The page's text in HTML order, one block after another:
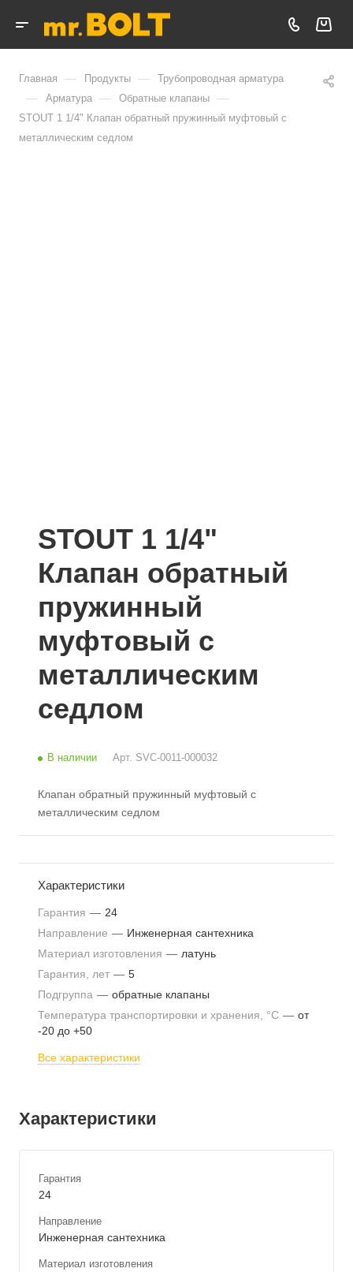
Главная — Продукты — Трубопроводная арматура
— Арматура — Обратные клапаны —
STOUT 1 1/4" Клапан обратный пружинный муфтовый с
металлическим седлом
STOUT 1 1/4"
Клапан обратный
пружинный
муфтовый с
металлическим
седлом
В наличии Арт. SVC-0011-000032
Клапан обратный пружинный муфтовый с
металлическим седлом
Характеристики
Гарантия — 24
Направление — Инженерная сантехника
Материал изготовления — латунь
Гарантия, лет — 5
Подгруппа — обратные клапаны
Температура транспортировки и хранения, °С — от
-20 до +50
Все характеристики
Характеристики
Гарантия
24
Направление
Инженерная сантехника
Материал изготовления